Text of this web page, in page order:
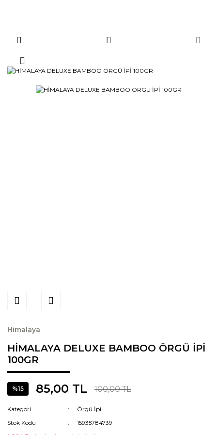
Himalaya
HİMALAYA DELUXE BAMBOO ÖRGÜ İPİ
100GR
%15 85,00 TL 100,00 TL
Kategori
Örgü İpi
Stok Kodu
15935784739